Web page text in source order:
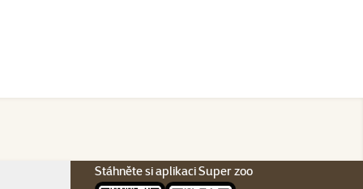
Stáhněte si aplikaci Super zoo